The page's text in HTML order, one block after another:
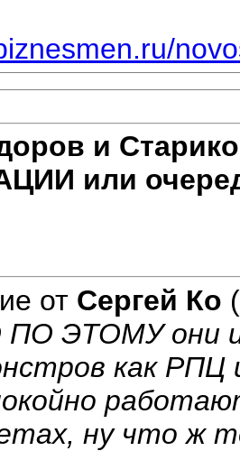
и
или
от Сергей Ко
ЭТОМУ они и
как РПЦ
ну что ж